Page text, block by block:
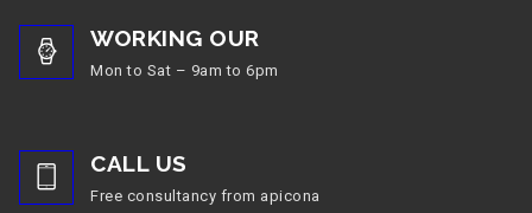
WORKING OUR
Mon to Sat – 9am to 6pm
CALL US
Free consultancy from apicona